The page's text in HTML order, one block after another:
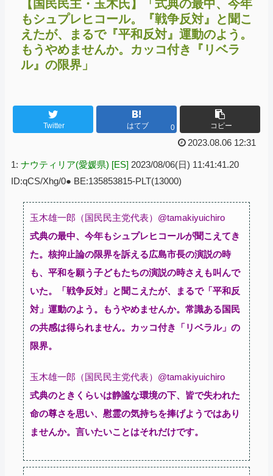
【国民民主・玉木氏】「式典の最中、今年
もシュプレヒコール。『戦争反対』と聞こ
えたが、まるで『平和反対』運動のよう。
もうやめませんか。カッコ付き『リベラ
ル』の限界」
Twitter はてブ 0 コピー
2023.08.06 12:31
1: ナウティリア(愛媛県) [ES] 2023/08/06(日) 11:41:41.20
ID:qCS/Xhg/0● BE:135853815-PLT(13000)
玉木雄一郎（国民民主党代表）@tamakiyuichiro
式典の最中、今年もシュプレヒコールが聞こえてき
た。核抑止論の限界を訴える広島市長の演説の時
も、平和を願う子どもたちの演説の時さえも叫んで
いた。「戦争反対」と聞こえたが、まるで「平和反
対」運動のよう。もうやめませんか。常識ある国民
の共感は得られません。カッコ付き「リベラル」の
限界。
玉木雄一郎（国民民主党代表）@tamakiyuichiro
式典のときくらいは静謐な環境の下、皆で失われた
命の尊さを思い、慰霊の気持ちを捧げようではあり
ませんか。言いたいことはそれだけです。